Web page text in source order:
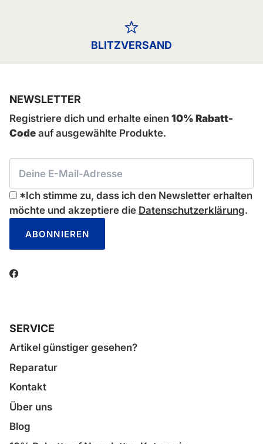
BLITZVERSAND
NEWSLETTER
Registriere dich und erhalte einen 10% Rabatt-
Code auf ausgewählte Produkte.
*Ich stimme zu, dass ich den Newsletter erhalten
möchte und akzeptiere die Datenschutzerklärung.
ABONNIEREN
Facebook
SERVICE
Artikel günstiger gesehen?
Reparatur
Kontakt
Über uns
Blog